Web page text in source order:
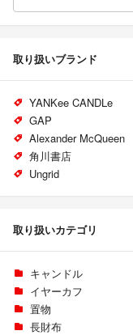
取り扱いブランド
YANKee CANDLe
GAP
Alexander McQueen
角川書店
Ungrid
取り扱いカテゴリ
キャンドル
イヤーカフ
置物
長財布